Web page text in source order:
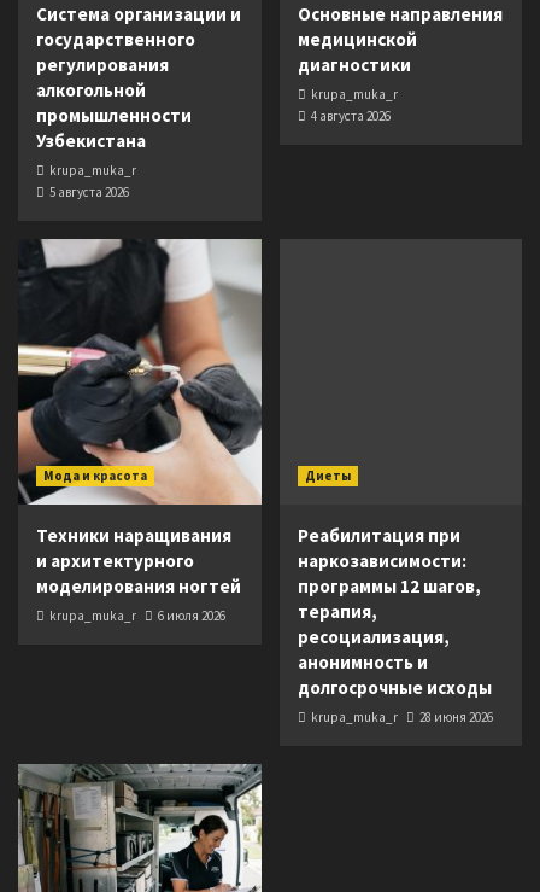
Система организации и
государственного
регулирования
алкогольной
промышленности
Узбекистана
krupa_muka_r
5 августа 2026
Основные направления
медицинской
диагностики
krupa_muka_r
4 августа 2026
Мода и красота
Техники наращивания
и архитектурного
моделирования ногтей
krupa_muka_r 6 июля 2026
Диеты
Реабилитация при
наркозависимости:
программы 12 шагов,
терапия,
ресоциализация,
анонимность и
долгосрочные исходы
krupa_muka_r 28 июня 2026